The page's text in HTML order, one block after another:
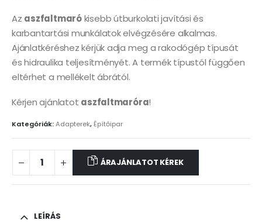
Az aszfaltmarókisebb útburkolati javítási és
karbantartási munkálatok elvégzésére alkalmas.
Ajánlatkéréshez kérjük adja meg a rakodógép típusát
és hidraulika teljesítményét. A termék típustól függően
eltérhet a mellékelt ábrától.
Kérjen ajánlatot aszfaltmaróra!
Kategóriák:Adapterek, Építőipar
ÁRAJÁNLATOT KÉREK
LEÍRÁS